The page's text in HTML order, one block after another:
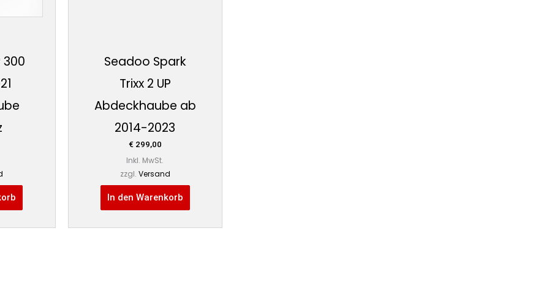
300
Seadoo Spark
Trixx 2 UP
Abdeckhaube ab
2014-2023
€299,00
Inkl. MwSt.
zzgl. Versand
In den Warenkorb